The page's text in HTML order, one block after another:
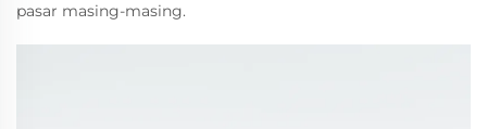
pasar masing-masing.